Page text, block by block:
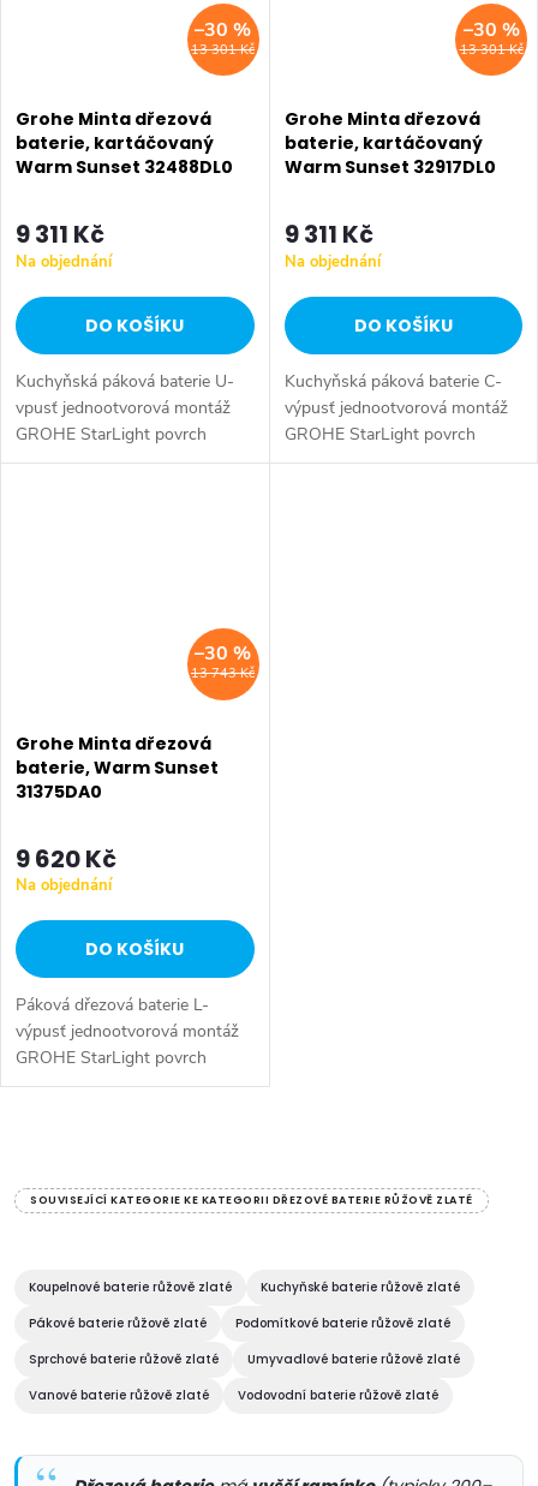
13 301 Kč
–30 %
Grohe Minta dřezová
baterie, kartáčovaný
Warm Sunset 32488DL0
9 311 Kč
Na objednání
DO KOŠÍKU
Kuchyňská páková baterie U-
vpusť jednootvorová montáž
GROHE StarLight povrch
GROHE SilkMove keramická
13 301 Kč
–30 %
Grohe Minta dřezová
baterie, kartáčovaný
Warm Sunset 32917DL0
9 311 Kč
Na objednání
DO KOŠÍKU
Kuchyňská páková baterie C-
výpusť jednootvorová montáž
GROHE StarLight povrch
GROHE SilkMove keramická
13 743 Kč
–30 %
Grohe Minta dřezová
baterie, Warm Sunset
31375DA0
9 620 Kč
Na objednání
DO KOŠÍKU
Páková dřezová baterie L-
výpusť jednootvorová montáž
GROHE StarLight povrch
GROHE SilkMove keramická
v
á
d
a
c
SOUVISEJÍCÍ KATEGORIE KE KATEGORII DŘEZOVÉ BATERIE RŮŽOVĚ ZLATÉ
Koupelnové baterie růžově zlaté
Kuchyňské baterie růžově zlaté
Pákové baterie růžově zlaté
Podomítkové baterie růžově zlaté
Sprchové baterie růžově zlaté
Umyvadlové baterie růžově zlaté
Vanové baterie růžově zlaté
Vodovodní baterie růžově zlaté